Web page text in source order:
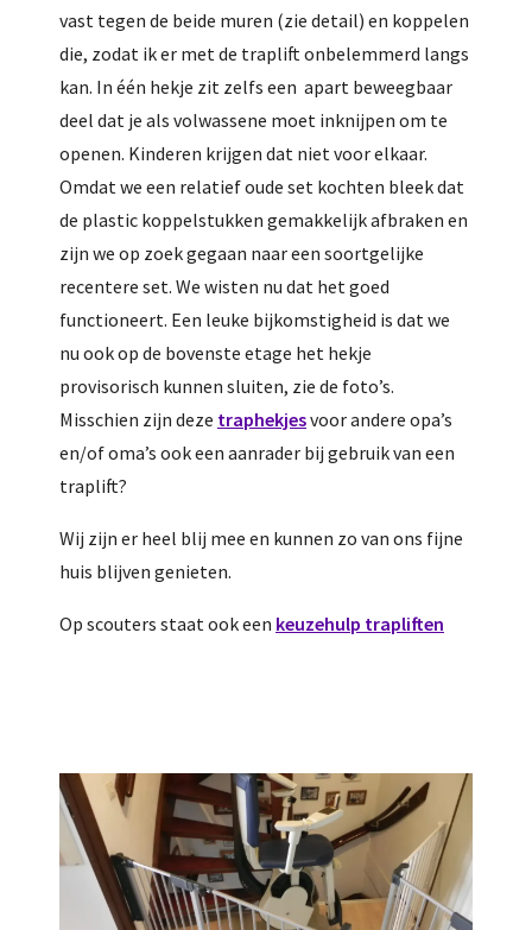
vast tegen de beide muren (zie detail) en koppelen
die, zodat ik er met de traplift onbelemmerd langs
kan. In één hekje zit zelfs een apart beweegbaar
deel dat je als volwassene moet inknijpen om te
openen. Kinderen krijgen dat niet voor elkaar.
Omdat we een relatief oude set kochten bleek dat
de plastic koppelstukken gemakkelijk afbraken en
zijn we op zoek gegaan naar een soortgelijke
recentere set. We wisten nu dat het goed
functioneert. Een leuke bijkomstigheid is dat we
nu ook op de bovenste etage het hekje
provisorisch kunnen sluiten, zie de foto’s.
Misschien zijn deze traphekjesvoor andere opa’s
en/of oma’s ook een aanrader bij gebruik van een
traplift?
Wij zijn er heel blij mee en kunnen zo van ons fijne
huis blijven genieten.
Op scouters staat ook een keuzehulp trapliften